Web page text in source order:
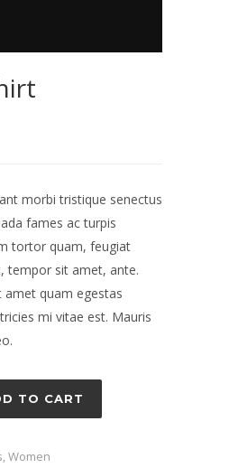
morbi tristique senectus
fames ac turpis
tortor quam, feugiat
tempor sit amet, ante.
amet quam egestas
mi vitae est. Mauris
TO CART
,Women